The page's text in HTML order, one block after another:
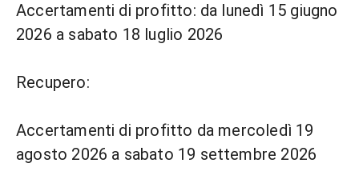
Accertamenti di profitto: da lunedì 15 giugno
2026 a sabato 18 luglio 2026
Recupero:
Accertamenti di profitto da mercoledì 19
agosto 2026 a sabato 19 settembre 2026